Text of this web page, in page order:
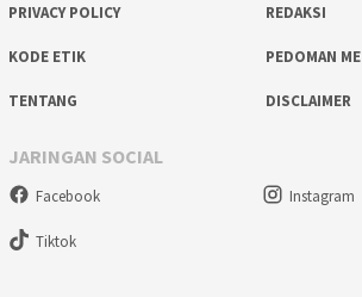
PRIVACY POLICY REDAKSI
KODE ETIK PEDOMAN
TENTANG DISCLAIMER
JARINGAN SOCIAL
Facebook Instagram
Tiktok